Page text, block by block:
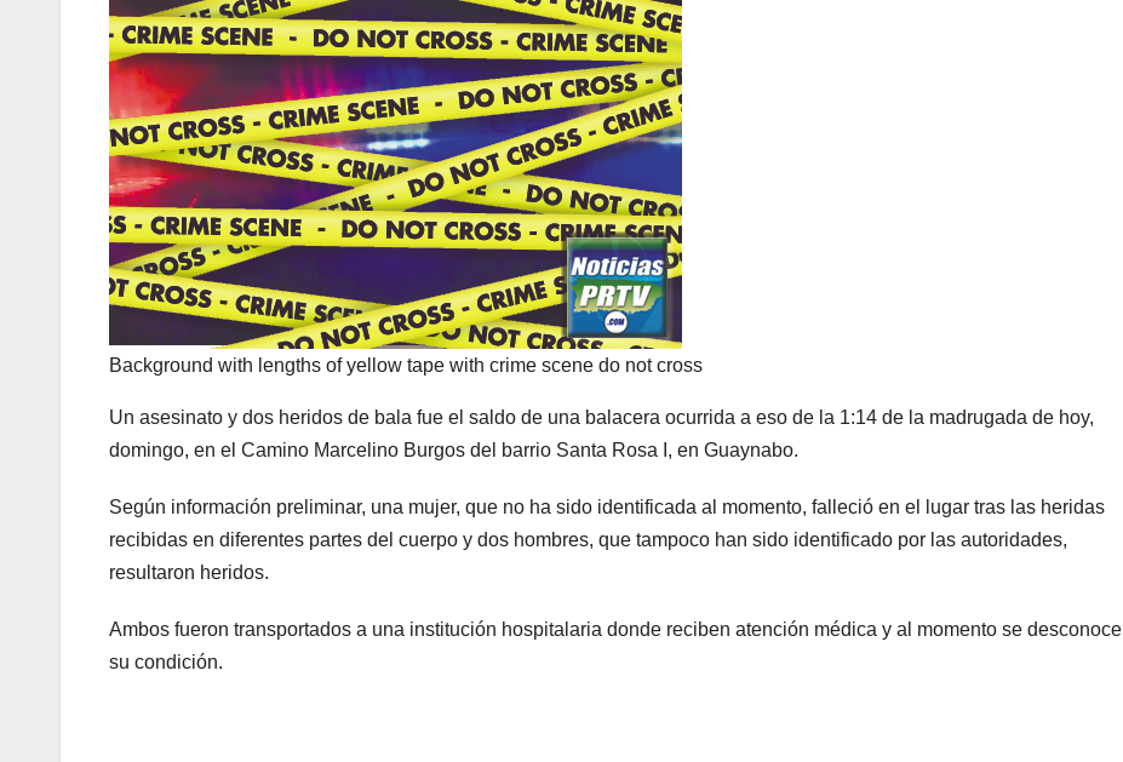
Background with lengths of yellow tape with crime scene do not cross
Un asesinato y dos heridos de bala fue el saldo de una balacera ocurrida a eso de la 1:14 de la madrugada de hoy,
domingo, en el Camino Marcelino Burgos del barrio Santa Rosa I, en Guaynabo.
Según información preliminar, una mujer, que no ha sido identificada al momento, falleció en el lugar tras las heridas
recibidas en diferentes partes del cuerpo y dos hombres, que tampoco han sido identificado por las autoridades,
resultaron heridos.
Ambos fueron transportados a una institución hospitalaria donde reciben atención médica y al momento se desconoce
su condición.